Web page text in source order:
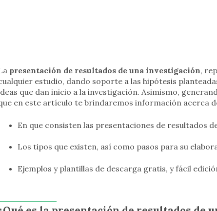
presentación de resultados de una investigación,
estudio, dando soporte a las hipótesis
que dan inicio a la investigación. Asimismo,
en este artículo te brindaremos información acerca
En que consisten las presentaciones de resultados
Los tipos que existen, así como pasos para su
Ejemplos y plantillas de descarga gratis, y fácil